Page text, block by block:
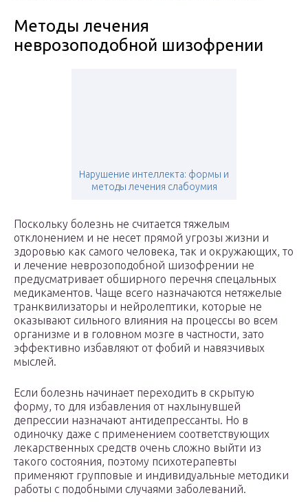
Методы лечения
неврозоподобной шизофрении
Нарушение интеллекта: формы и
методы лечения слабоумия
Поскольку болезнь не считается тяжелым
отклонением и не несет прямой угрозы жизни и
здоровью как самого человека, так и окружающих, то
и лечение неврозоподобной шизофрении не
предусматривает обширного перечня спецальных
медикаментов. Чаще всего назначаются нетяжелые
транквилизаторы и нейролептики, которые не
оказывают сильного влияния на процессы во всем
организме и в головном мозге в частности, зато
эффективно избавляют от фобий и навязчивых
мыслей.
Если болезнь начинает переходить в скрытую
форму, то для избавления от нахлынувшей
депрессии назначают антидепрессанты. Но в
одиночку даже с применением соответствующих
лекарственных средств очень сложно выйти из
такого состояния, поэтому психотерапевты
применяют групповые и индивидуальные методики
работы с подобными случаями заболеваний.